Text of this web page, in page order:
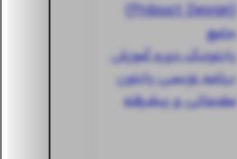
جامع
پایتونیکدوره آموزش
برنامه نویسی پایتون
مقدماتی و پیشرفته